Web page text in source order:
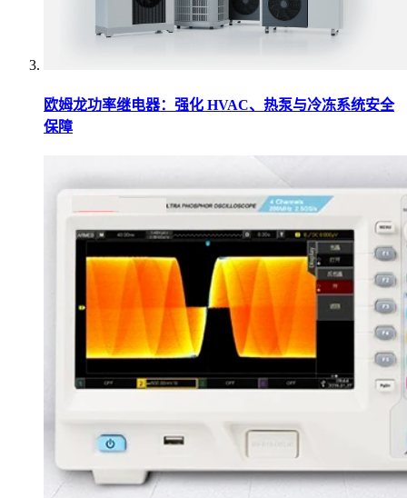
欧姆龙功率继电器：强化 HVAC、热泵与冷冻系统安全
保障